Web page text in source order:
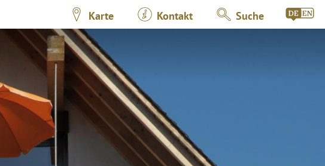
Karte Kontakt Suche